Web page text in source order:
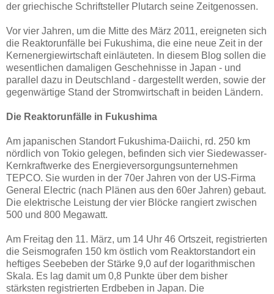
der griechische Schriftsteller Plutarch seine Zeitgenossen.
Vor vier Jahren, um die Mitte des März 2011, ereigneten sich
die Reaktorunfälle bei Fukushima, die eine neue Zeit in der
Kernenergiewirtschaft einläuteten. In diesem Blog sollen die
wesentlichen damaligen Geschehnisse in Japan - und
parallel dazu in Deutschland - dargestellt werden, sowie der
gegenwärtige Stand der Stromwirtschaft in beiden Ländern.
Die Reaktorunfälle in Fukushima
Am japanischen Standort Fukushima-Daiichi, rd. 250 km
nördlich von Tokio gelegen, befinden sich vier Siedewasser-
Kernkraftwerke des Energieversorgungsunternehmen
TEPCO. Sie wurden in der 70er Jahren von der US-Firma
General Electric (nach Plänen aus den 60er Jahren) gebaut.
Die elektrische Leistung der vier Blöcke rangiert zwischen
500 und 800 Megawatt.
Am Freitag den 11. März, um 14 Uhr 46 Ortszeit, registrierten
die Seismografen 150 km östlich vom Reaktorstandort ein
heftiges Seebeben der Stärke 9,0 auf der logarithmischen
Skala. Es lag damit um 0,8 Punkte über dem bisher
stärksten registrierten Erdbeben in Japan. Die